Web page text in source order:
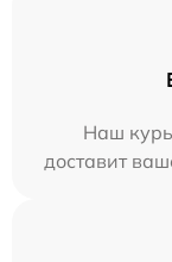
Наш
доставит